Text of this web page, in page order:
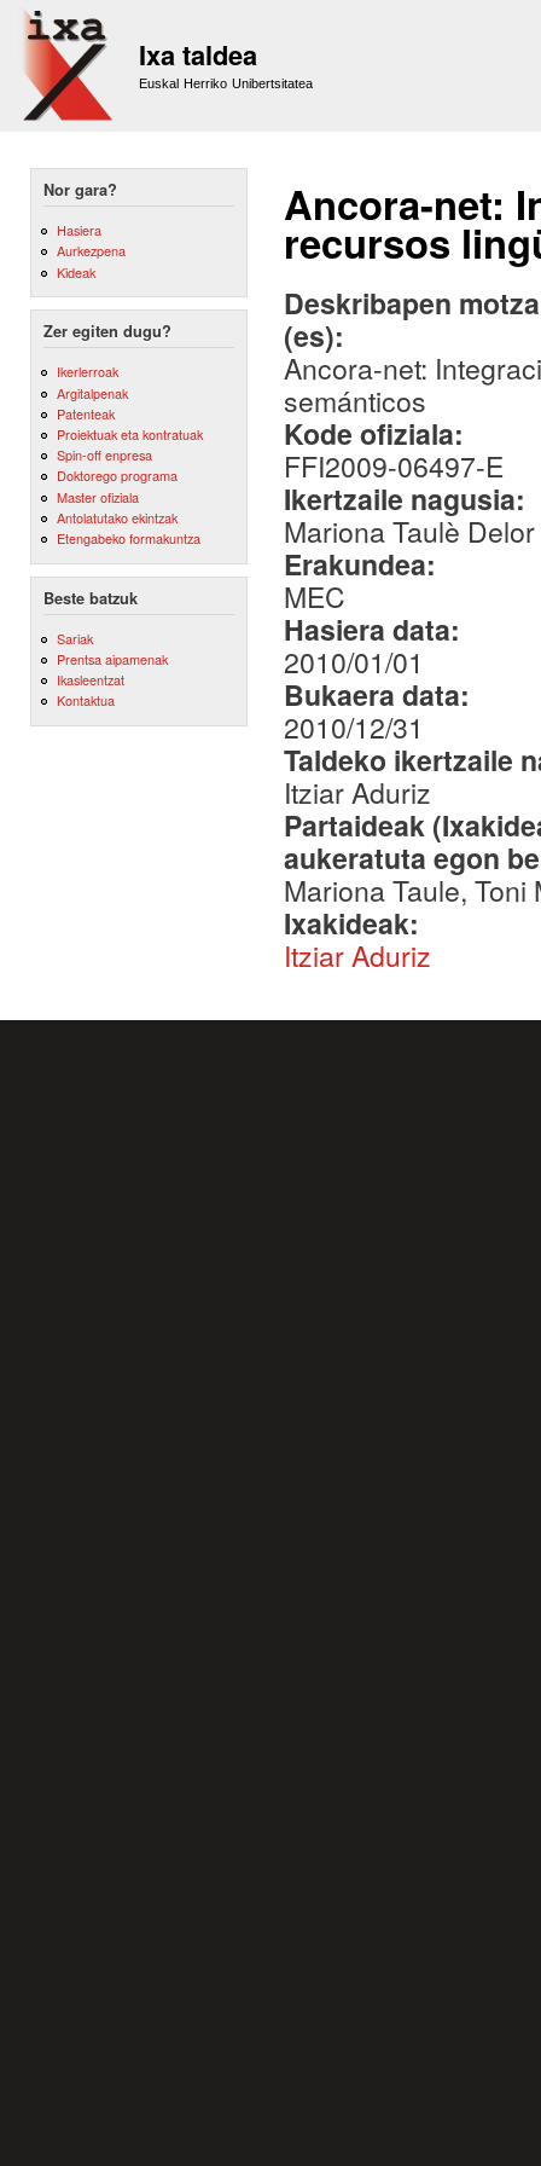
Ixa taldea
Euskal Herriko Unibertsitatea
Nor gara?
Hasiera
Aurkezpena
Kideak
Zer egiten dugu?
Ikerlerroak
Argitalpenak
Patenteak
Proiektuak eta kontratuak
Spin-off enpresa
Doktorego programa
Master ofiziala
Antolatutako ekintzak
Etengabeko formakuntza
Beste batzuk
Sariak
Prentsa aipamenak
Ikasleentzat
Kontaktua
Ancora-net:
recursos
Deskribapen
(es):
Ancora-net:
semánticos
Kode ofiziala:
FFI2009-06497-E
Ikertzaile nagusia:
Mariona Taulè Delor
Erakundea:
MEC
Hasiera data:
2010/01/01
Bukaera data:
2010/12/31
Taldeko ikertzaile
Itziar Aduriz
Partaideak
aukeratuta egon
Mariona Taule,
Ixakideak:
Itziar Aduriz